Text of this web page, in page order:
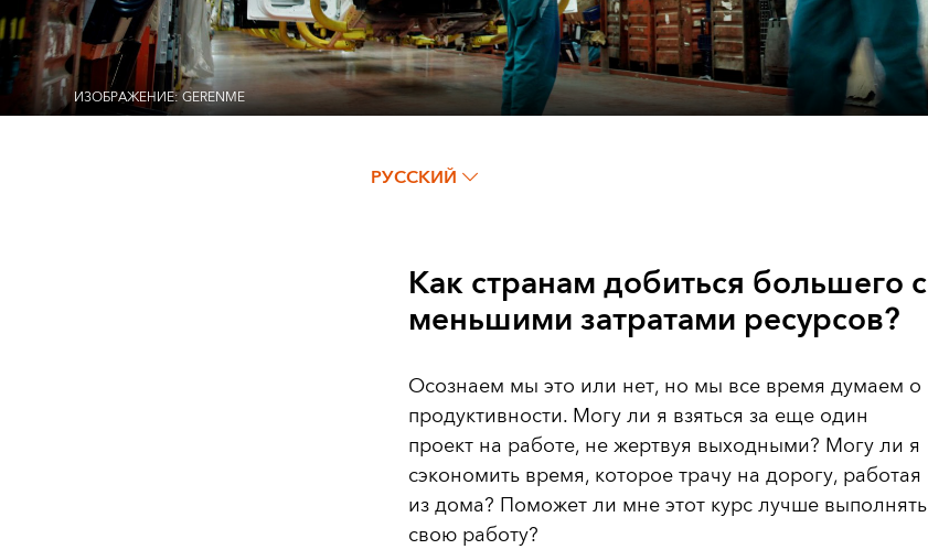
ИЗОБРАЖЕНИЕ: GERENME
РУССКИЙ
Как странам добиться большего с
меньшими затратами ресурсов?
Осознаем мы это или нет,но мы все время думаем о
продуктивности. Могу ли я взяться за еще один
проект на работе, не жертвуя выходными? Могу ли я
сэкономить время, которое трачу на дорогу, работая
из дома? Поможет ли мне этот курс лучше выполнять
свою работу?